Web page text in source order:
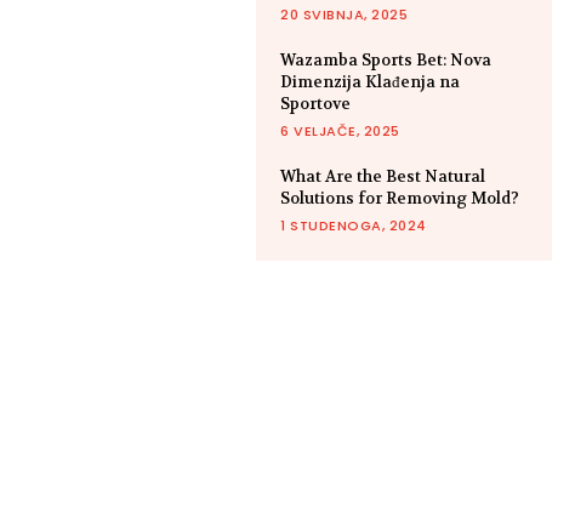
20 SVIBNJA, 2025
Wazamba Sports Bet: Nova
Dimenzija Klađenja na
Sportove
6 VELJAČE, 2025
What Are the Best Natural
Solutions for Removing Mold?
1 STUDENOGA, 2024